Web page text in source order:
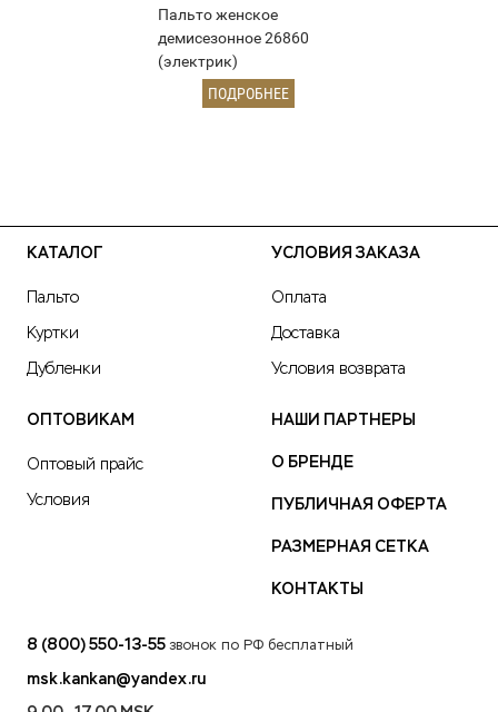
Пальто женское
демисезонное 26860
(электрик)
ПОДРОБНЕЕ
КАТАЛОГ
Пальто
Куртки
Дубленки
УСЛОВИЯ ЗАКАЗА
Оплата
Доставка
Условия возврата
ОПТОВИКАМ
Оптовый прайс
Условия
НАШИ ПАРТНЕРЫ
О БРЕНДЕ
ПУБЛИЧНАЯ ОФЕРТА
РАЗМЕРНАЯ СЕТКА
КОНТАКТЫ
8 (800) 550-13-55 звонок по РФ бесплатный
msk.kankan@yandex.ru